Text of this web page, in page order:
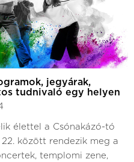
jegyárak,
tudnivaló egy helyen
élettel a Csónakázó-tó
22. között rendezik meg a
templomi zene,